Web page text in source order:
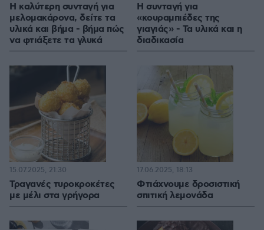
Η καλύτερη συνταγή για
μελομακάρονα, δείτε τα
υλικά και βήμα - βήμα πώς
να φτιάξετε τα γλυκά
Η συνταγή για
«κουραμπιέδες της
γιαγιάς» - Τα υλικά και η
διαδικασία
Τραγανές τυροκροκέτες
με μέλι στα γρήγορα
15.07.2025, 21:30
Φτιάχνουμε δροσιστική
σπιτική λεμονάδα
17.06.2025, 18:13